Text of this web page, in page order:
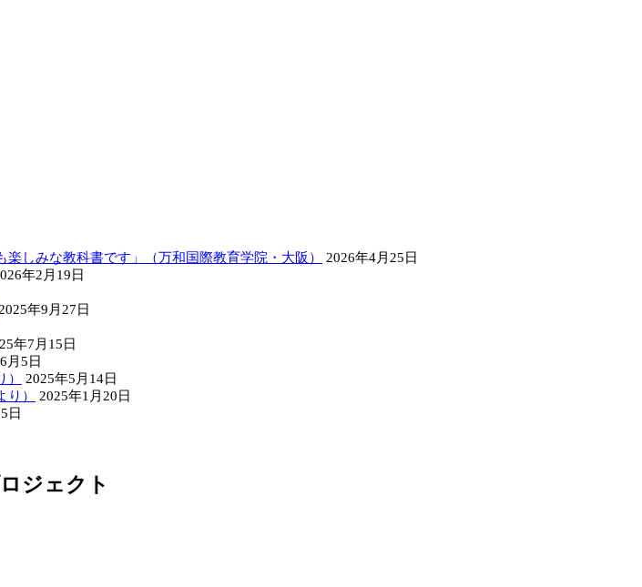
しみな教科書です」（万和国際教育学院・大阪）
2026年4月25日
年2月19日
年9月27日
年7月15日
月5日
2025年5月14日
）
2025年1月20日
日
ジェクト